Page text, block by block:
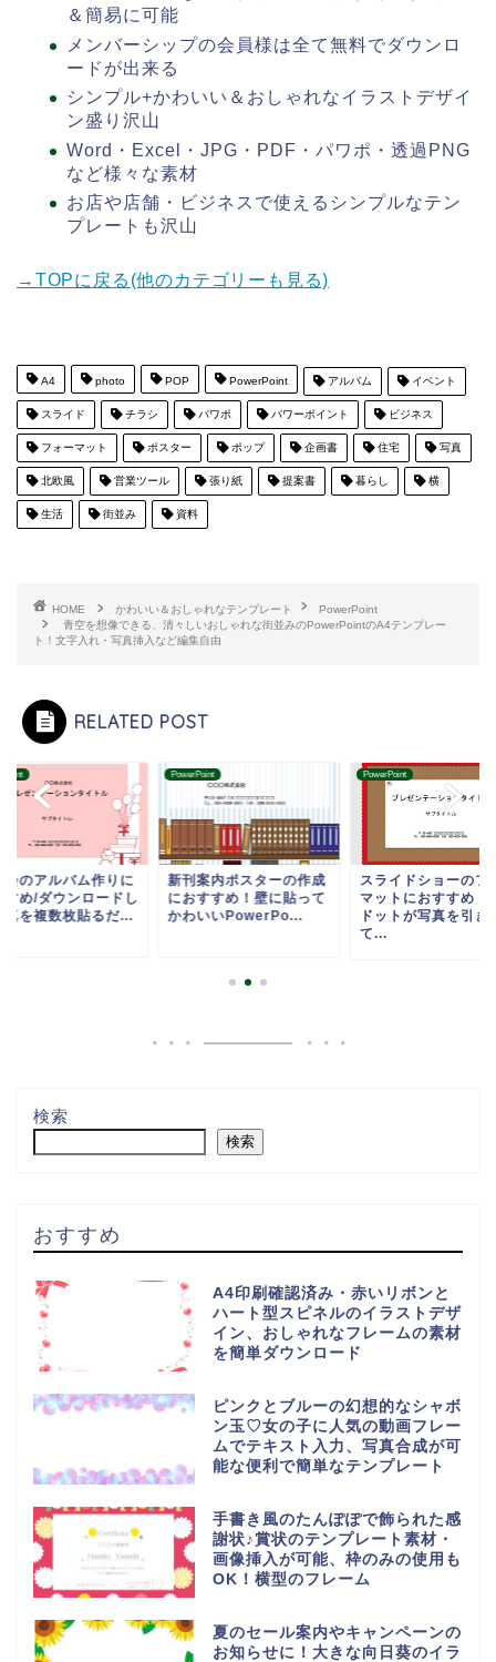
＆簡易に可能
メンバーシップの会員様は全て無料でダウンロ
ードが出来る
シンプル+かわいい＆おしゃれなイラストデザイ
ン盛り沢山
Word・Excel・JPG・PDF・パワポ・透過PNG
など様々な素材
お店や店舗・ビジネスで使えるシンプルなテン
プレートも沢山
→TOPに戻る(他のカテゴリーも見る)
A4 photo POP PowerPoint アルバム イベント
スライド チラシ パワポ パワーポイント ビジネス
フォーマット ポスター ポップ 企画書 住宅 写真
北欧風 営業ツール 張り紙 提案書 暮らし 横
生活 街並み 資料
HOME かわいい＆おしゃれなテンプレート
PowerPoint
青空を想像できる、清々しいおしゃれな街並みのPowerPointのA4テンプレー
ト！文字入れ・写真挿入など編集自由
RELATED POST
会のアルバム作りに
すめ/ダウンロードし
真を複数枚貼るだ...
PowerPoint
新刊案内ポスターの作成
におすすめ！壁に貼って
かわいいPowerPo...
PowerPoint
スライドショーのフ
マットにおすすめ！
ドットが写真を引き
て...
検索
検索
おすすめ
A4印刷確認済み・赤いリボンと
ハート型スピネルのイラストデザ
イン、おしゃれなフレームの素材
を簡単ダウンロード
ピンクとブルーの幻想的なシャボ
ン玉♡女の子に人気の動画フレー
ムでテキスト入力、写真合成が可
能な便利で簡単なテンプレート
手書き風のたんぽぽで飾られた感
謝状♪賞状のテンプレート素材・
画像挿入が可能、枠のみの使用も
OK！横型のフレーム
夏のセール案内やキャンペーンの
お知らせに！大きな向日葵のイラ